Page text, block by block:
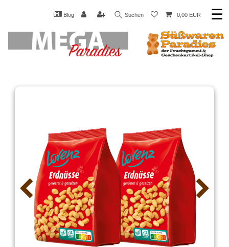
Blog Suchen 0,00 EUR ☰